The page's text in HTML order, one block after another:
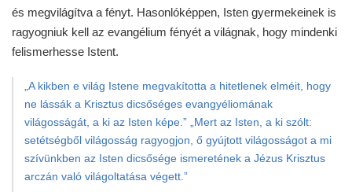
és megvilágítva a fényt. Hasonlóképpen, Isten gyermekeinek is
ragyogniuk kell az evangélium fényét a világnak, hogy mindenki
felismerhesse Istent.
„A kikben e világ Istene megvakította a hitetlenek elméit, hogy
ne lássák a Krisztus dicsőséges evangyéliomának
világosságát, a ki az Isten képe.” „Mert az Isten, a ki szólt:
setétségből világosság ragyogjon, ő gyújtott világosságot a mi
szívünkben az Isten dicsősége ismeretének a Jézus Krisztus
arczán való világoltatása végett.”